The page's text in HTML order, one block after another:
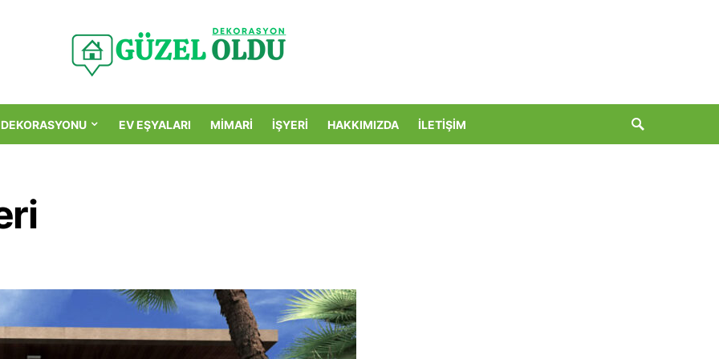
EV EŞYALARI MIMARI İŞYERI HAKKIMIZDA İLETIŞIM